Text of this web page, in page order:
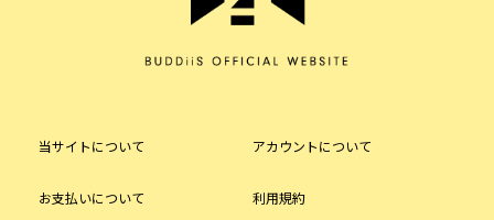
当サイトについて アカウントについて
お支払いについて 利用規約